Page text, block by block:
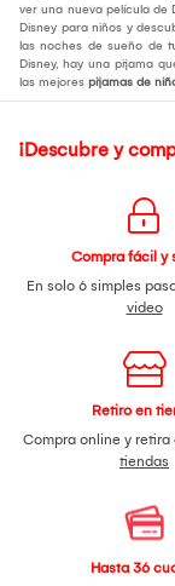
ver una nueva película de
Disney para niños y
las noches de sueño de
Disney, hay una pijama
las mejores pijamas de
¡Descubre y
Compra fácil y
En solo 6 simples
video
Retiro en
Compra online y retira
tiendas
Hasta 36